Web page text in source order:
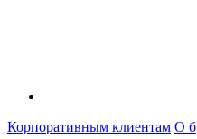
Корпоративным клиентам О